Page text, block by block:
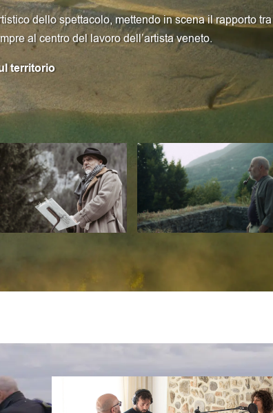
dello spettacolo, mettendo in scena il rapporto tra
al centro del lavoro dell’artista veneto.
territorio